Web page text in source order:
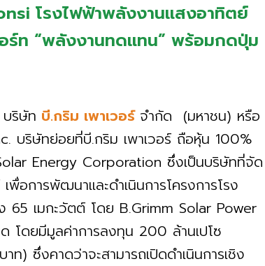
โรงไฟฟ้าพลังงานแสงอาทิตย์
ร์ท “พลังงานทดแทน” พร้อมกดปุ่ม
บริษัท บี.กริม เพาเวอร์ จำกัด (มหาชน) หรือ
บริษัทย่อยที่บี.กริม เพาเวอร์ ถือหุ้น 100%
Energy Corporation ซึ่งเป็นบริษัทที่จัด
อการพัฒนาและดำเนินการโครงการโรง
เมกะวัตต์ โดย B.Grimm Solar Power
โดยมีมูลค่าการลงทุน 200 ล้านเปโซ
) ซึ่งคาดว่าจะสามารถเปิดดำเนินการเชิง